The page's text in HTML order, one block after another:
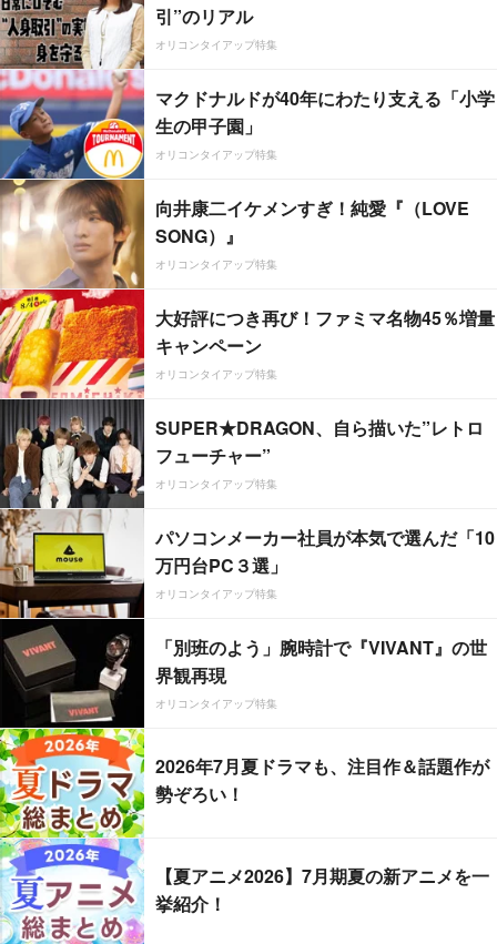
引”のリアル
オリコンタイアップ特集
マクドナルドが40年にわたり支える「小学
生の甲子園」
オリコンタイアップ特集
向井康二イケメンすぎ！純愛『（LOVE
SONG）』
オリコンタイアップ特集
大好評につき再び！ファミマ名物45％増量
キャンペーン
オリコンタイアップ特集
SUPER★DRAGON、自ら描いた”レトロ
フューチャー”
オリコンタイアップ特集
パソコンメーカー社員が本気で選んだ「10
万円台PC３選」
オリコンタイアップ特集
「別班のよう」腕時計で『VIVANT』の世
界観再現
オリコンタイアップ特集
2026年7月夏ドラマも、注目作＆話題作が
勢ぞろい！
【夏アニメ2026】7月期夏の新アニメを一
挙紹介！